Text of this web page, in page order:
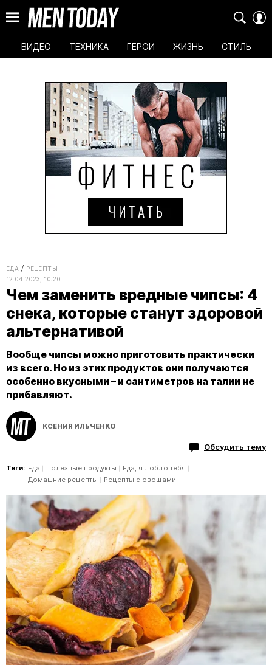
ВИДЕО ТЕХНИКА ГЕРОИ ЖИЗНЬ СТИЛЬ
ЕДА
РЕЦЕПТЫ
12.04.2023, 10:20
Чем заменить вредные чипсы: 4
снека, которые станут здоровой
альтернативой
Вообще чипсы можно приготовить практически
из всего. Но из этих продуктов они получаются
особенно вкусными – и сантиметров на талии не
прибавляют.
КСЕНИЯ ИЛЬЧЕНКО
Обсудить тему
Теги: Еда Полезные продукты
Еда, я люблю тебя
Домашние рецепты
Рецепты с овощами